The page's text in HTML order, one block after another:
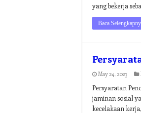
yang bekerja
Baca
May 24, 2023
Persyaratan
jaminan sosial
kecelakaan